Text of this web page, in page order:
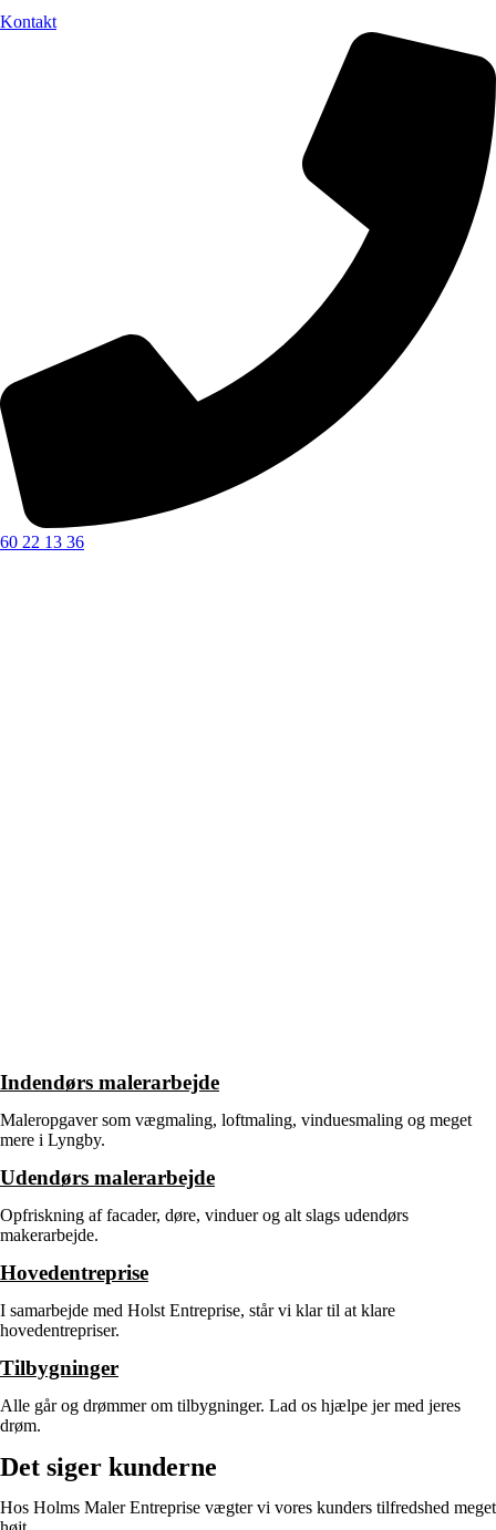
Kontakt
60 22 13 36
Indendørs malerarbejde
Maleropgaver som vægmaling, loftmaling, vinduesmaling og meget
mere i Lyngby.
Udendørs malerarbejde
Opfriskning af facader, døre, vinduer og alt slags udendørs
makerarbejde.
Hovedentreprise
I samarbejde med Holst Entreprise, står vi klar til at klare
hovedentrepriser.
Tilbygninger
Alle går og drømmer om tilbygninger. Lad os hjælpe jer med jeres
drøm.
Det siger kunderne
Hos Holms Maler Entreprise vægter vi vores kunders tilfredshed meget